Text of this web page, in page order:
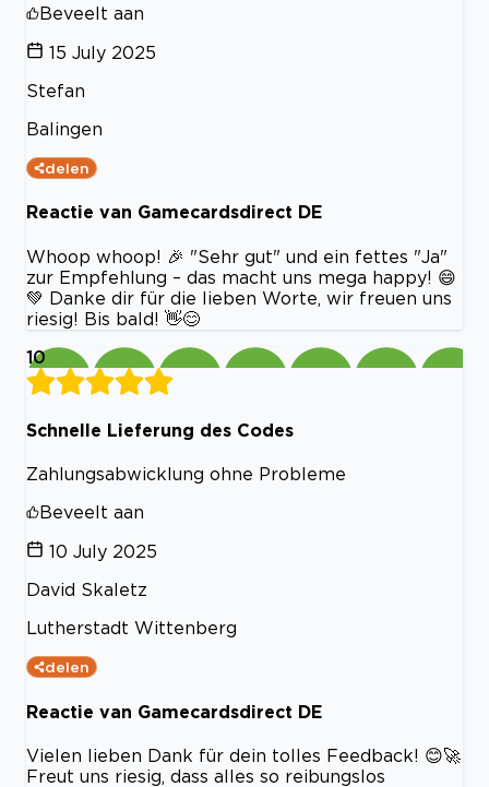
Beveelt aan
15 July 2025
Stefan
Balingen
delen
Reactie van Gamecardsdirect DE
Whoop whoop! 🎉 "Sehr gut" und ein fettes "Ja"
zur Empfehlung – das macht uns mega happy! 😄
💚 Danke dir für die lieben Worte, wir freuen uns
riesig! Bis bald! 👋😊
10
Schnelle Lieferung des Codes
Zahlungsabwicklung ohne Probleme
Beveelt aan
10 July 2025
David Skaletz
Lutherstadt Wittenberg
delen
Reactie van Gamecardsdirect DE
Vielen lieben Dank für dein tolles Feedback! 😊🚀
Freut uns riesig, dass alles so reibungslos